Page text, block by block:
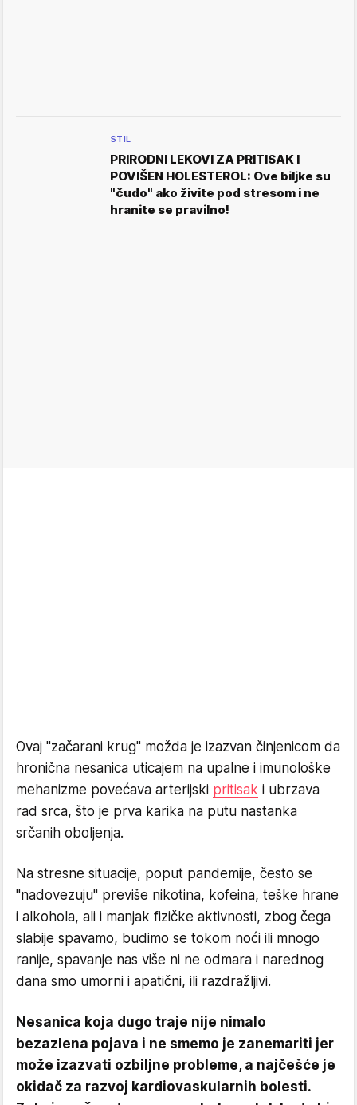
STIL
PRIRODNI LEKOVI ZA PRITISAK I
POVIŠEN HOLESTEROL: Ove biljke su
"čudo" ako živite pod stresom i ne
hranite se pravilno!
Ovaj "začarani krug" možda je izazvan činjenicom da
hronična nesanica uticajem na upalne i imunološke
mehanizme povećava arterijski pritisak i ubrzava
rad srca, što je prva karika na putu nastanka
srčanih oboljenja.
Na stresne situacije, poput pandemije, često se
"nadovezuju" previše nikotina, kofeina, teške hrane
i alkohola, ali i manjak fizičke aktivnosti, zbog čega
slabije spavamo, budimo se tokom noći ili mnogo
ranije, spavanje nas više ni ne odmara i narednog
dana smo umorni i apatični, ili razdražljivi.
Nesanica koja dugo traje nije nimalo
bezazlena pojava i ne smemo je zanemariti jer
može izazvati ozbiljne probleme, a najčešće je
okidač za razvoj kardiovaskularnih bolesti.